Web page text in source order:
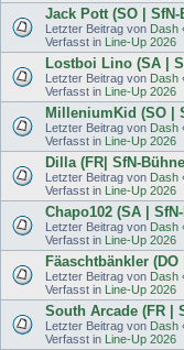
Jack Pott (SO | SfN-
Letzter Beitrag von Dash
Verfasst in Line-Up 2026
Lostboi Lino (SA |
Letzter Beitrag von Dash
Verfasst in Line-Up 2026
MilleniumKid (SO |
Letzter Beitrag von Dash
Verfasst in Line-Up 2026
Dilla (FR| SfN-
Letzter Beitrag von Dash
Verfasst in Line-Up 2026
Chapo102 (SA |
Letzter Beitrag von Dash
Verfasst in Line-Up 2026
Fäaschtbänkler
Letzter Beitrag von Dash
Verfasst in Line-Up 2026
South Arcade (FR |
Letzter Beitrag von Dash
Verfasst in Line-Up 2026